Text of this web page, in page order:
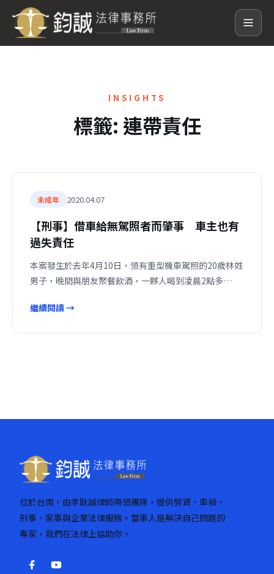
INSIGHTS
標籤:連帶責任
未成年 2020.04.07
【刑事】借車給無駕照者而肇事 車主也有
過失責任
本案發生於去年4月10日，領有重型機車駕照的20歲林姓
男子，晚間與朋友聚餐飲酒，一夥人喝到凌晨2點多…
繼續閱讀 →
位於台南，由李耿誠律師帶領團隊，提供勞資、車禍、
刑事、家事與企業法律服務。當事人是解決自己問題的
專家，我們在法律上協助你。